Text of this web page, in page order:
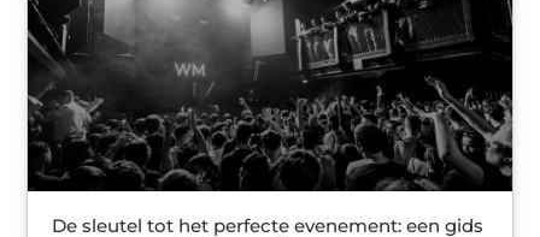
De sleutel tot het perfecte evenement: een gids